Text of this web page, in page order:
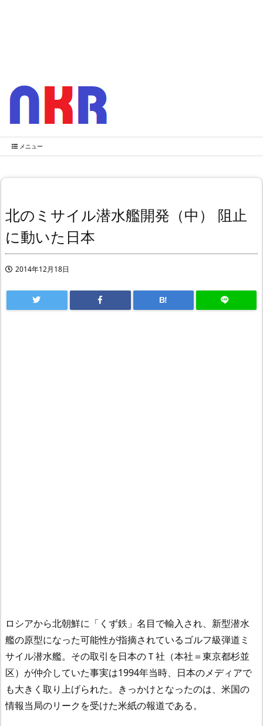
メニュー
北のミサイル潜水艦開発（中） 阻止
に動いた日本
2014年12月18日
B!
ロシアから北朝鮮に「くず鉄」名目で輸入され、新型潜水
艦の原型になった可能性が指摘されているゴルフ級弾道ミ
サイル潜水艦。その取引を日本のＴ社（本社＝東京都杉並
区）が仲介していた事実は1994年当時、日本のメディアで
も大きく取り上げられた。きっかけとなったのは、米国の
情報当局のリークを受けた米紙の報道である。